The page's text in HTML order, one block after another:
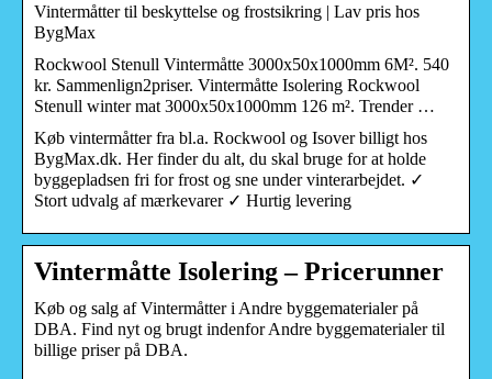
Vintermåtter til beskyttelse og frostsikring | Lav pris hos
BygMax
Rockwool Stenull Vintermåtte 3000x50x1000mm 6M². 540
kr. Sammenlign2priser. Vintermåtte Isolering Rockwool
Stenull winter mat 3000x50x1000mm 126 m². Trender …
Køb vintermåtter fra bl.a. Rockwool og Isover billigt hos
BygMax.dk. Her finder du alt, du skal bruge for at holde
byggepladsen fri for frost og sne under vinterarbejdet. ✓
Stort udvalg af mærkevarer ✓ Hurtig levering
Vintermåtte Isolering – Pricerunner
Køb og salg af Vintermåtter i Andre byggematerialer på
DBA. Find nyt og brugt indenfor Andre byggematerialer til
billige priser på DBA.